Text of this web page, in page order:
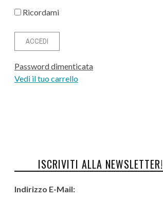
Ricordami
Password dimenticata
Vedi il tuo carrello
ISCRIVITI ALLA NEWSLETTER!
Indirizzo E-Mail: